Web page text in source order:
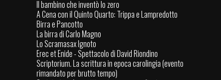
Il bambino che inventò lo zero
A Cena con il Quinto Quarto: Trippa e Lampredotto
Birra e Pancotto
La birra di Carlo Magno
Lo Scramasax Ignoto
Erec et Enide - Spettacolo di David Riondino
Scriptorium. La scrittura in epoca carolingia (evento
rimandato per brutto tempo)